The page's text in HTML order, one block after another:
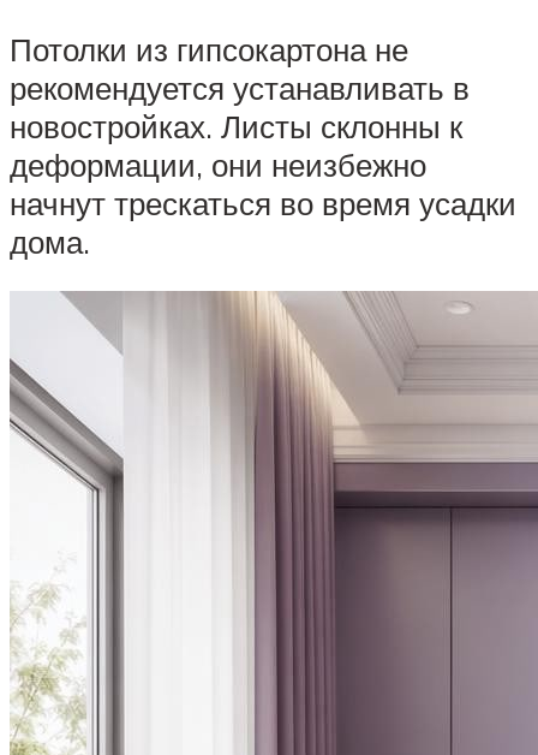
Потолки из гипсокартона не
рекомендуется устанавливать в
новостройках. Листы склонны к
деформации, они неизбежно
начнут трескаться во время усадки
дома.